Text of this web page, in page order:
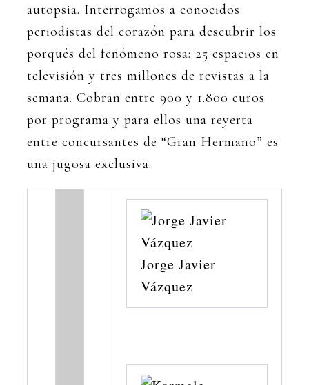
autopsia. Interrogamos a conocidos
periodistas del corazón para descubrir los
porqués del fenómeno rosa: 25 espacios en
televisión y tres millones de revistas a la
semana. Cobran entre 900 y 1.800 euros
por programa y para ellos una reyerta
entre concursantes de “Gran Hermano” es
una jugosa exclusiva.
Jorge Javier
Vázquez